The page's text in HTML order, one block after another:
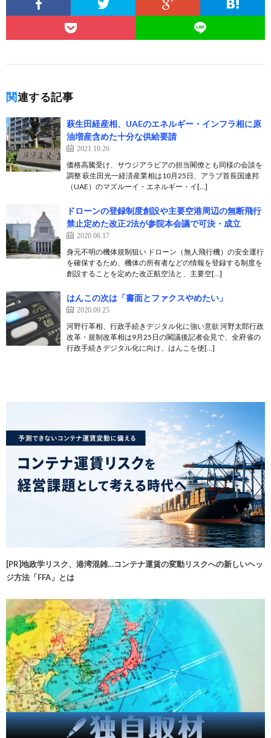
関連する記事
萩生田経産相、UAEのエネルギー・インフラ相に原
油増産含めた十分な供給要請
2021.10.26
価格高騰受け、サウジアラビアの担当閣僚とも同様の会談を
調整 萩生田光一経済産業相は10月25日、アラブ首長国連邦
（UAE）のマズルーイ・エネルギー・イ[…]
ドローンの登録制度創設や主要空港周辺の無断飛行
禁止定めた改正2法が参院本会議で可決・成立
2020.06.17
身元不明の機体規制狙い ドローン（無人飛行機）の安全運行
を確保するため、機体の所有者などの情報を登録する制度を
創設することを定めた改正航空法と、主要空[…]
はんこの次は「書面とファクスやめたい」
2020.09.25
河野行革相、行政手続きデジタル化に強い意欲 河野太郎行政
改革・規制改革相は9月25日の閣議後記者会見で、全府省の
行政手続きデジタル化に向け、はんこを使[…]
[PR]地政学リスク、港湾混雑…コンテナ運賃の変動リスクへの新しいヘッ
ジ方法「FFA」とは